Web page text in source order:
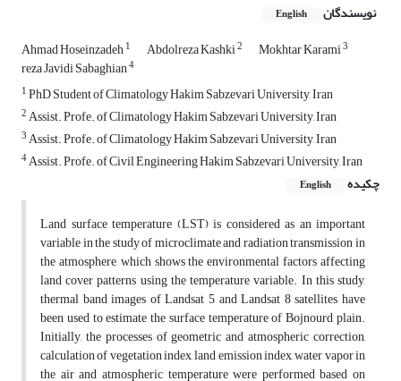
نویسندگان English
Ahmad Hoseinzadeh1 Abdolreza Kashki2 Mokhtar Karami3
reza Javidi Sabaghian4
1PhD Student of Climatology Hakim Sabzevari University, Iran
2Assist. Profe. of Climatology Hakim Sabzevari University, Iran
3Assist. Profe. of Climatology Hakim Sabzevari University, Iran
4Assist. Profe. of Civil Engineering Hakim Sabzevari University, Iran
چکیده
English
Land surface temperature (LST) is considered as an important
variable in the study of microclimate and radiation transmission in
the atmosphere, which shows the environmental factors affecting
land cover patterns using the temperature variable. In this study,
thermal band images of Landsat 5 and Landsat 8 satellites have
been used to estimate the surface temperature of Bojnourd plain.
Initially, the processes of geometric and atmospheric correction,
calculation of vegetation index, land emission index, water vapor in
the air and atmospheric temperature were performed based on